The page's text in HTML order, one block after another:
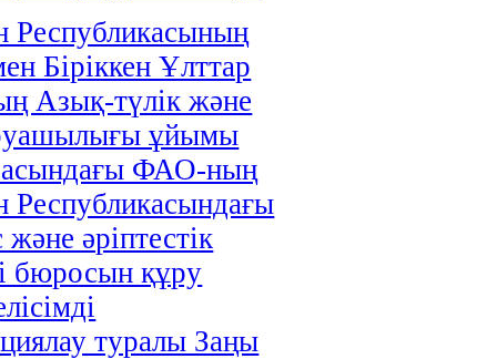
Республикасының
Біріккен Ұлттар
Азық-түлік және
ұйымы
ФАО-ның
Республикасындағы
әріптестік
бюросын құру
туралы Заңы